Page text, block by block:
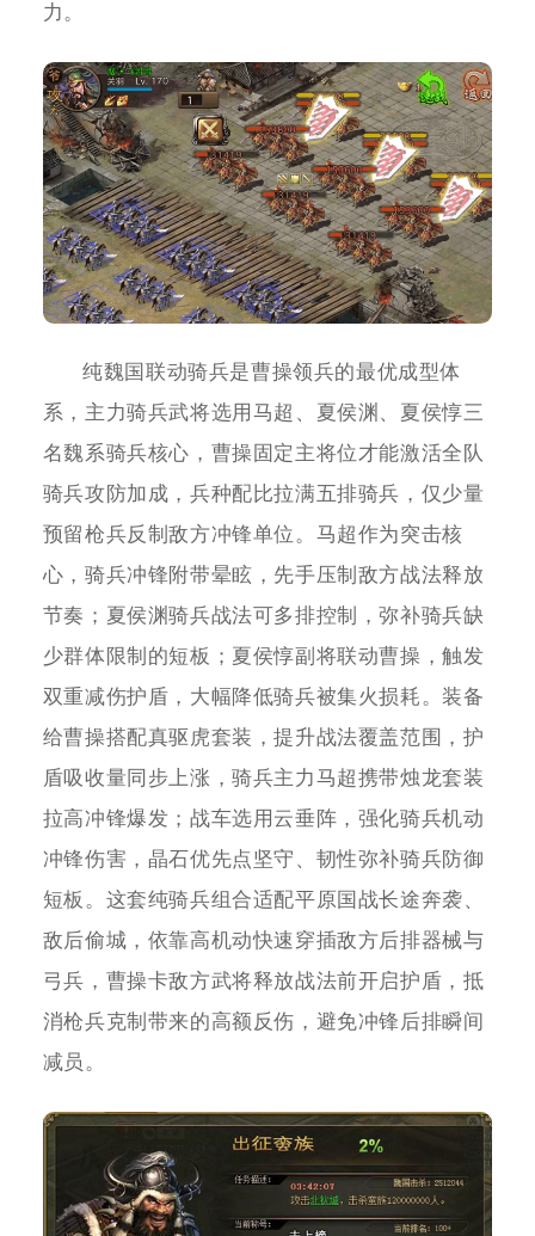
力。
纯魏国联动骑兵是曹操领兵的最优成型体
系，主力骑兵武将选用马超、夏侯渊、夏侯惇三
名魏系骑兵核心，曹操固定主将位才能激活全队
骑兵攻防加成，兵种配比拉满五排骑兵，仅少量
预留枪兵反制敌方冲锋单位。马超作为突击核
心，骑兵冲锋附带晕眩，先手压制敌方战法释放
节奏；夏侯渊骑兵战法可多排控制，弥补骑兵缺
少群体限制的短板；夏侯惇副将联动曹操，触发
双重减伤护盾，大幅降低骑兵被集火损耗。装备
给曹操搭配真驱虎套装，提升战法覆盖范围，护
盾吸收量同步上涨，骑兵主力马超携带烛龙套装
拉高冲锋爆发；战车选用云垂阵，强化骑兵机动
冲锋伤害，晶石优先点坚守、韧性弥补骑兵防御
短板。这套纯骑兵组合适配平原国战长途奔袭、
敌后偷城，依靠高机动快速穿插敌方后排器械与
弓兵，曹操卡敌方武将释放战法前开启护盾，抵
消枪兵克制带来的高额反伤，避免冲锋后排瞬间
减员。